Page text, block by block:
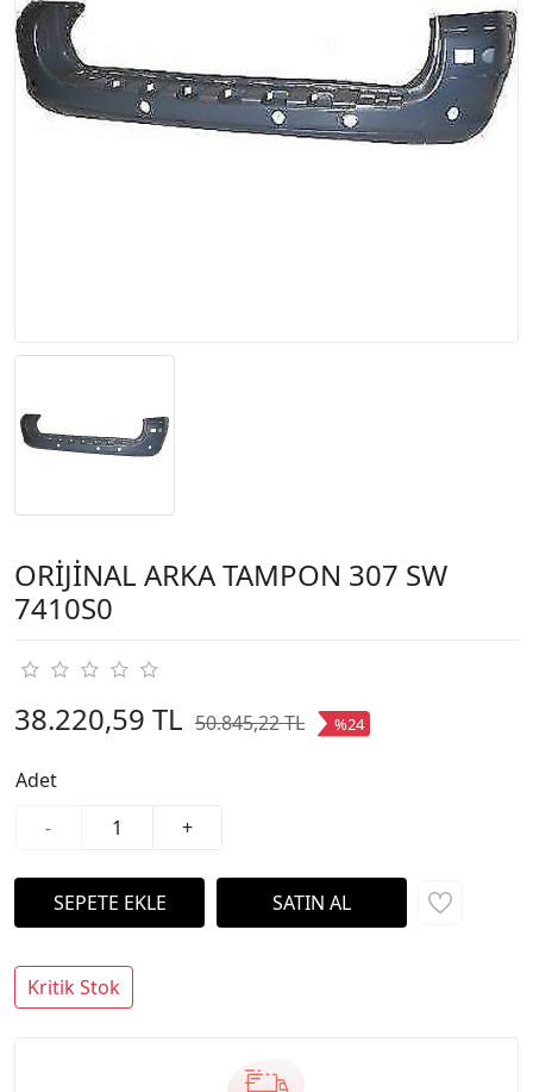
ORİJİNAL ARKA TAMPON 307 SW
7410S0
38.220,59 TL 50.845,22 TL %24
Adet
-
+
Kritik Stok